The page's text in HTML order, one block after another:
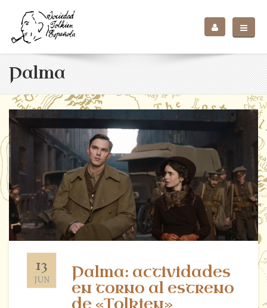
Palma
13
JUN
Palma: actividades
en torno al estreno